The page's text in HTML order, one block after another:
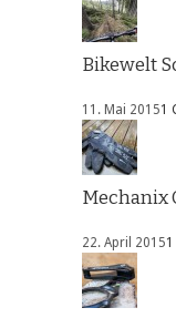
Bikewelt
11. Mai 20151
Mechanix
22. April 2015